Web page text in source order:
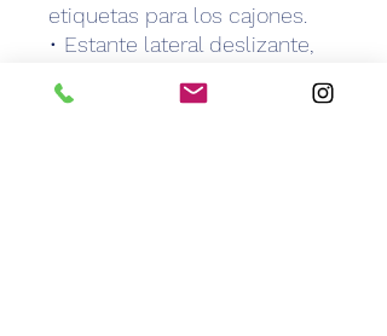
etiquetas para los cajones.
• Estante lateral deslizante,
• Portaagujas, cesto para el